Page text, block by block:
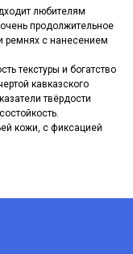
любителям
продолжительное
ремнях с нанесением
текстуры и богатство
кавказского
твёрдости
кожи, с фиксацией